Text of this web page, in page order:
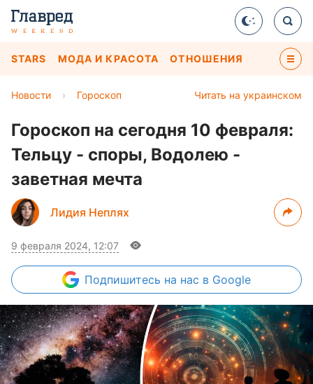
STARS МОДА И КРАСОТА ОТНОШЕНИЯ
Читать на украинском
Новости › Гороскоп
Гороскоп на сегодня 10 февраля:
Тельцу - споры, Водолею -
заветная мечта
Лидия Неплях
9 февраля 2024, 12:07
Подпишитесь на нас в Google